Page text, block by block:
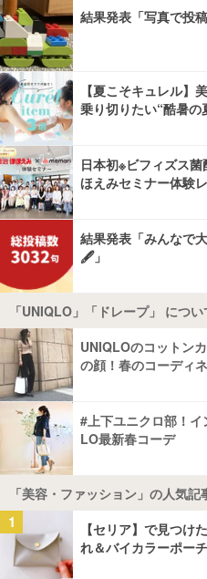
結果発表「写真で投
【夏こそキュレル】
乗り切りたい“酷暑
日本初※ビフィズス
ほえみセミナー体験
結果発表「みんなで
🖋️」
「UNIQLO」「ドレープ」 につ
UNIQLOのコットン
の顔！春のコーディ
#上下ユニクロ部！
LO最新春コーデ
「美容・ファッション」の人気
1
【セリア】で見つけ
れ＆バイカラーポーチ